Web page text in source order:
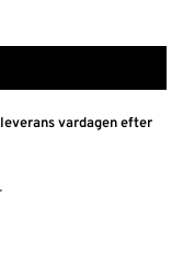
mängd
vardagen efter